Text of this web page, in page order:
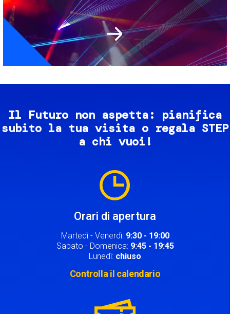
Il Futuro non aspetta: pianifica
subito la tua visita o regala STEP
a chi vuoi!
Orari di apertura
Martedì - Venerdì: 9:30 - 19:00
Sabato - Domenica: 9:45 - 19:45
Lunedì: chiuso
Controlla il calendario